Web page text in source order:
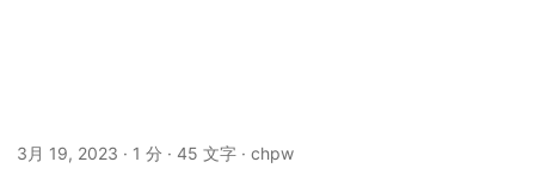
3月 19, 2023 · 1 分 · 45 文字 · chpw